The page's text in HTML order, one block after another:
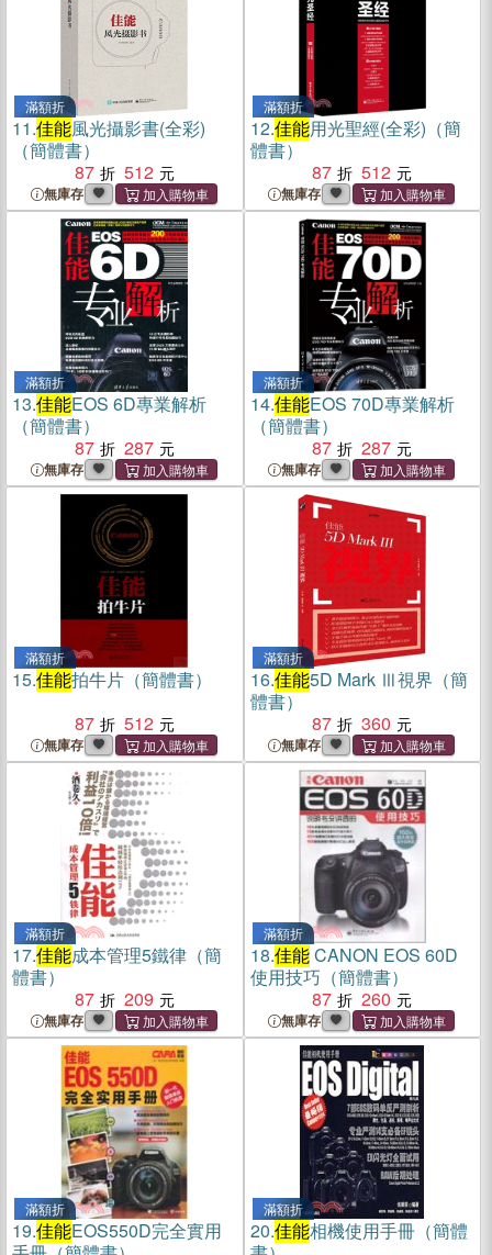
滿額折
11.佳能風光攝影書(全彩)
（簡體書）
87
512
無庫存
滿額折
12.佳能用光聖經(全彩)（簡
體書）
87
512
無庫存
滿額折
13.佳能EOS 6D專業解析
（簡體書）
87
287
無庫存
滿額折
14.佳能EOS 70D專業解析
（簡體書）
87
287
無庫存
滿額折
15.佳能拍牛片（簡體書）
87
512
無庫存
滿額折
16.佳能5D Mark Ⅲ視界（簡
體書）
87
360
無庫存
滿額折
17.佳能成本管理5鐵律（簡
體書）
87
209
無庫存
滿額折
18.佳能CANON EOS 60D
使用技巧（簡體書）
87
260
無庫存
滿額折
19.佳能EOS550D完全實用
滿額折
20.佳能相機使用手冊（簡體